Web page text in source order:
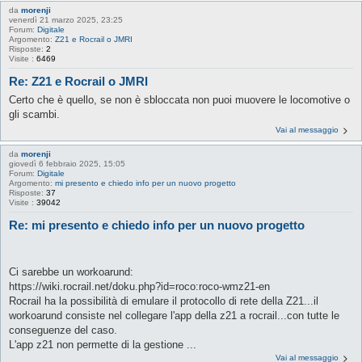
da morenji
venerdì 21 marzo 2025, 23:25
Forum: Digitale
Argomento: Z21 e Rocrail o JMRI
Risposte: 2
Visite : 6469
Re: Z21 e Rocrail o JMRI
Certo che è quello, se non è sbloccata non puoi muovere le locomotive o
gli scambi.
Vai al messaggio
da morenji
giovedì 6 febbraio 2025, 15:05
Forum: Digitale
Argomento: mi presento e chiedo info per un nuovo progetto
Risposte: 37
Visite : 39042
Re: mi presento e chiedo info per un nuovo progetto
Ci sarebbe un workoarund:
https://wiki.rocrail.net/doku.php?id=roco:roco-wmz21-en
Rocrail ha la possibilità di emulare il protocollo di rete della Z21...il
workoarund consiste nel collegare l'app della z21 a rocrail...con tutte le
conseguenze del caso.
L'app z21 non permette di la gestione ...
Vai al messaggio